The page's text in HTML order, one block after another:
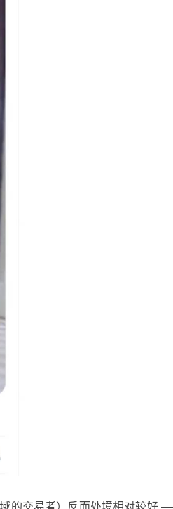
的交易者）反而处境相对较